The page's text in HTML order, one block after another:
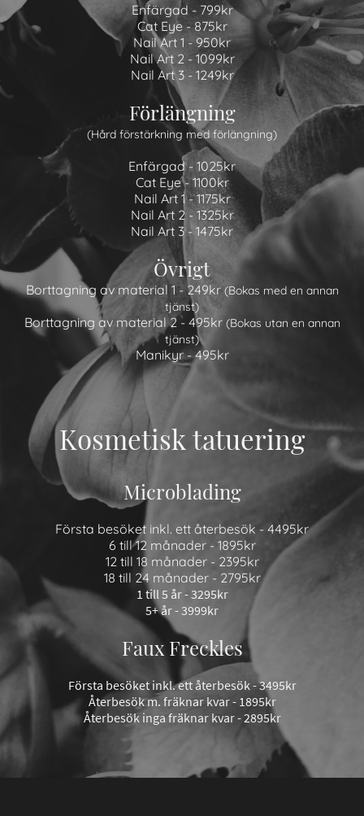
Enfärgad - 799kr
Cat Eye - 875kr
Nail Art 1 - 950kr
Nail Art 2 - 1099kr
Nail Art 3 - 1249kr
Förlängning
(Hård förstärkning med förlängning)
Enfärgad - 1025kr
Cat Eye - 1100kr
Nail Art 1 - 1175kr
Nail Art 2 - 1325kr
Nail Art 3 - 1475kr
Övrigt
Borttagning av material 1 - 249kr(Bokas med en annan
tjänst)
Borttagning av material 2 - 495kr (Bokas utan en annan
tjänst)
Manikyr - 495kr
Kosmetisk tatuering
Microblading
Första besöket inkl. ett återbesök - 4495kr
6 till 12 månader - 1895kr
12 till 18 månader - 2395kr
18 till 24 månader - 2795kr
1 till 5 år - 3295kr
5+ år - 3999kr
Faux Freckles
Första besöket inkl. ett återbesök - 3495kr
Återbesök m. fräknar kvar - 1895kr
Återbesök inga fräknar kvar - 2895kr